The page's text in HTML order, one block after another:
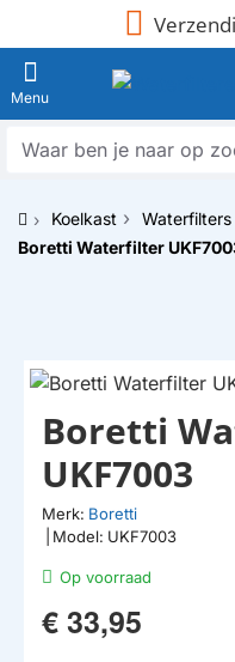
Waar
naar
oph
Koelkast
Boretti Waterfilter
Op voorraad
Boretti
UKF7003
Merk: Boretti
Model: UKF7003
€ 33,95